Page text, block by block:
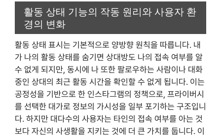
활동 상태 기능의 작동 원리와 사용자 환
경의 변화
활동 상태 표시는 기본적으로 양방향 원칙을 따릅니다. 내
가 나의 활동 상태를 숨기면 상대방도 나의 접속 여부를 알
수 없게 되지만, 동시에 나 또한 팔로우하는 사람이나 대화
중인 상대의 최근 활동 시간을 확인할 수 없게 됩니다. 이는
공정성을 기반으로 한 인스타그램의 정책으로, 프라이버시
를 선택한 대가로 정보의 가시성을 일부 포기하는 구조입니
다. 하지만 대다수의 사용자는 타인의 접속 여부를 아는 것
보다 자신의 사생활을 지키는 것에 더 큰 가치를 둡니다. 이